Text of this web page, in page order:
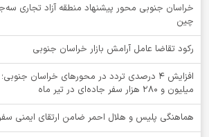
خراسان جنوبی محور پیشنهاد منطقه آزاد تجاری
چین
رکود تقاضا عامل آرامش بازار خراسان جنوبی
افزایش 4 درصدی تردد در محورهای خراسان
میلیون و 280 هزار سفر جاده‌ای در تیر ماه
هماهنگی پلیس و هلال احمر ضامن ارتقای ایمنی